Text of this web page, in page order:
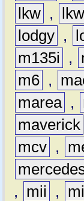
lkw ,
lodgy ,
m135i
,
m6 ,
marea ,
maverick
mcv ,
,
mii ,